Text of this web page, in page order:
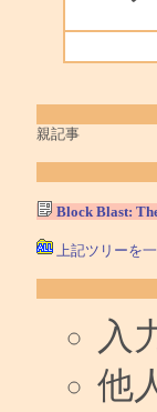
親記事
Block Blast:
上記ツリーを
入
他